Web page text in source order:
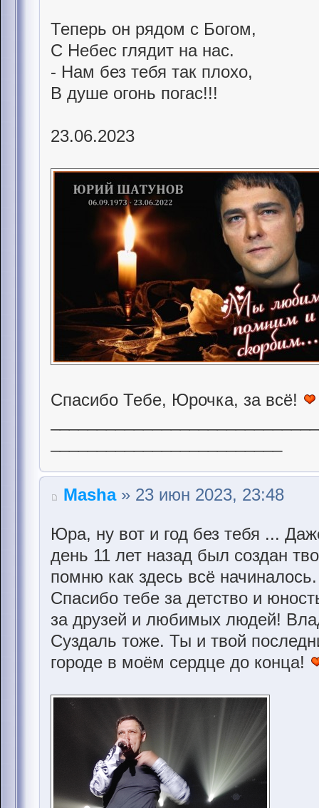
Теперь он рядом с Богом,
С Небес глядит на нас.
- Нам без тебя так плохо,
В душе огонь погас!!!
23.06.2023
Спасибо Тебе, Юрочка, за всё!
Masha» 23 июн 2023, 23:48
Юра, ну вот и год без тебя ...
день 11 лет назад был создан
помню как здесь всё
Спасибо тебе за детство и
за друзей и любимых людей!
Суздаль тоже. Ты и твой
городе в моём сердце до конца!